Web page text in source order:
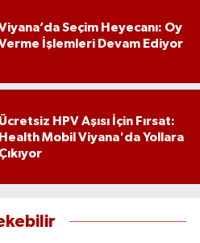
Seçim Heyecanı: Oy
İşlemleri Devam Ediyor
Ücretsiz HPV Aşısı İçin Fırsat:
Health Mobil Viyana'da Yollara
Çıkıyor